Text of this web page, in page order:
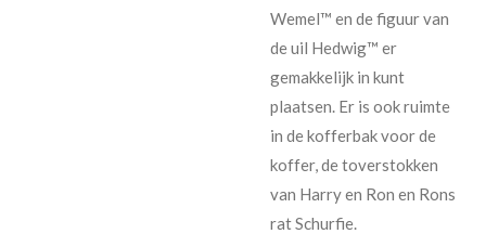
Wemel™ en de figuur van
de uil Hedwig™ er
gemakkelijk in kunt
plaatsen. Er is ook ruimte
in de kofferbak voor de
koffer, de toverstokken
van Harry en Ron en Rons
rat Schurfie.